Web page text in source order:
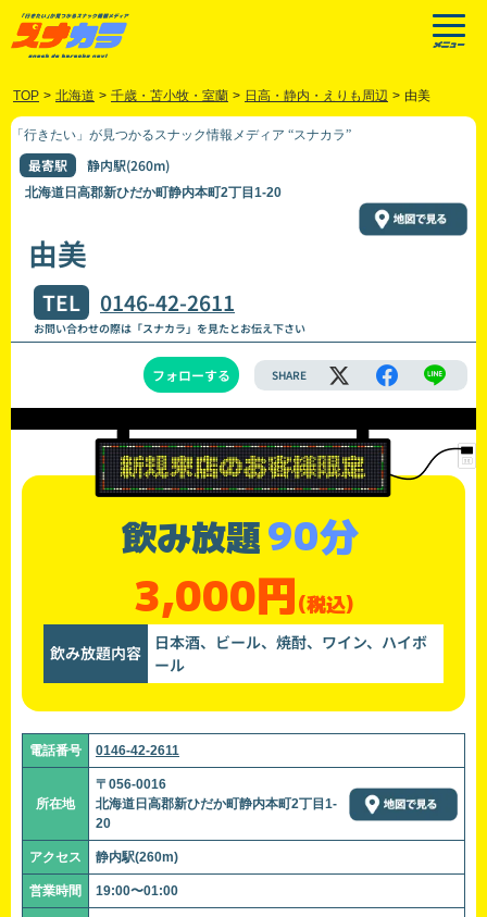
TOP > 北海道 > 千歳・苫小牧・室蘭 > 日高・静内・えりも周辺 > 由美
「行きたい」が見つかるスナック情報メディア “スナカラ”
最寄駅 静内駅(260m)
北海道日高郡新ひだか町静内本町2丁目1-20
由美
TEL 0146-42-2611
お問い合わせの際は「スナカラ」を見たとお伝え下さい
フォローする SHARE
飲み放題90分
3,000円(税込)
飲み放題内容
日本酒、ビール、焼酎、ワイン、ハイボ
ール
電話番号 0146-42-2611
所在地
〒056-0016
北海道日高郡新ひだか町静内本町2丁目1-
20
アクセス 静内駅(260m)
営業時間 19:00〜01:00